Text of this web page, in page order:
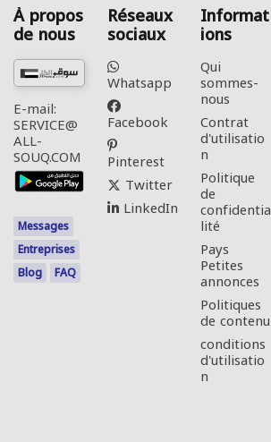
À propos
de nous
E-mail:
SERVICE@
ALL-
SOUQ.COM
Messages
Entreprises
Blog
FAQ
Réseaux
sociaux
Whatsapp
Facebook
Pinterest
Twitter
LinkedIn
Informat
ions
Qui
sommes-
nous
Contrat
d'utilisatio
n
Politique
de
confidentia
lité
Pays
Petites
annonces
Politiques
de contenu
conditions
d'utilisatio
n